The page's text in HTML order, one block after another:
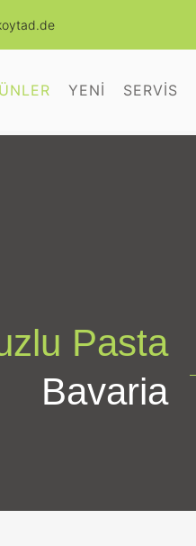
YENİ SERVİS
Pasta
Bavaria